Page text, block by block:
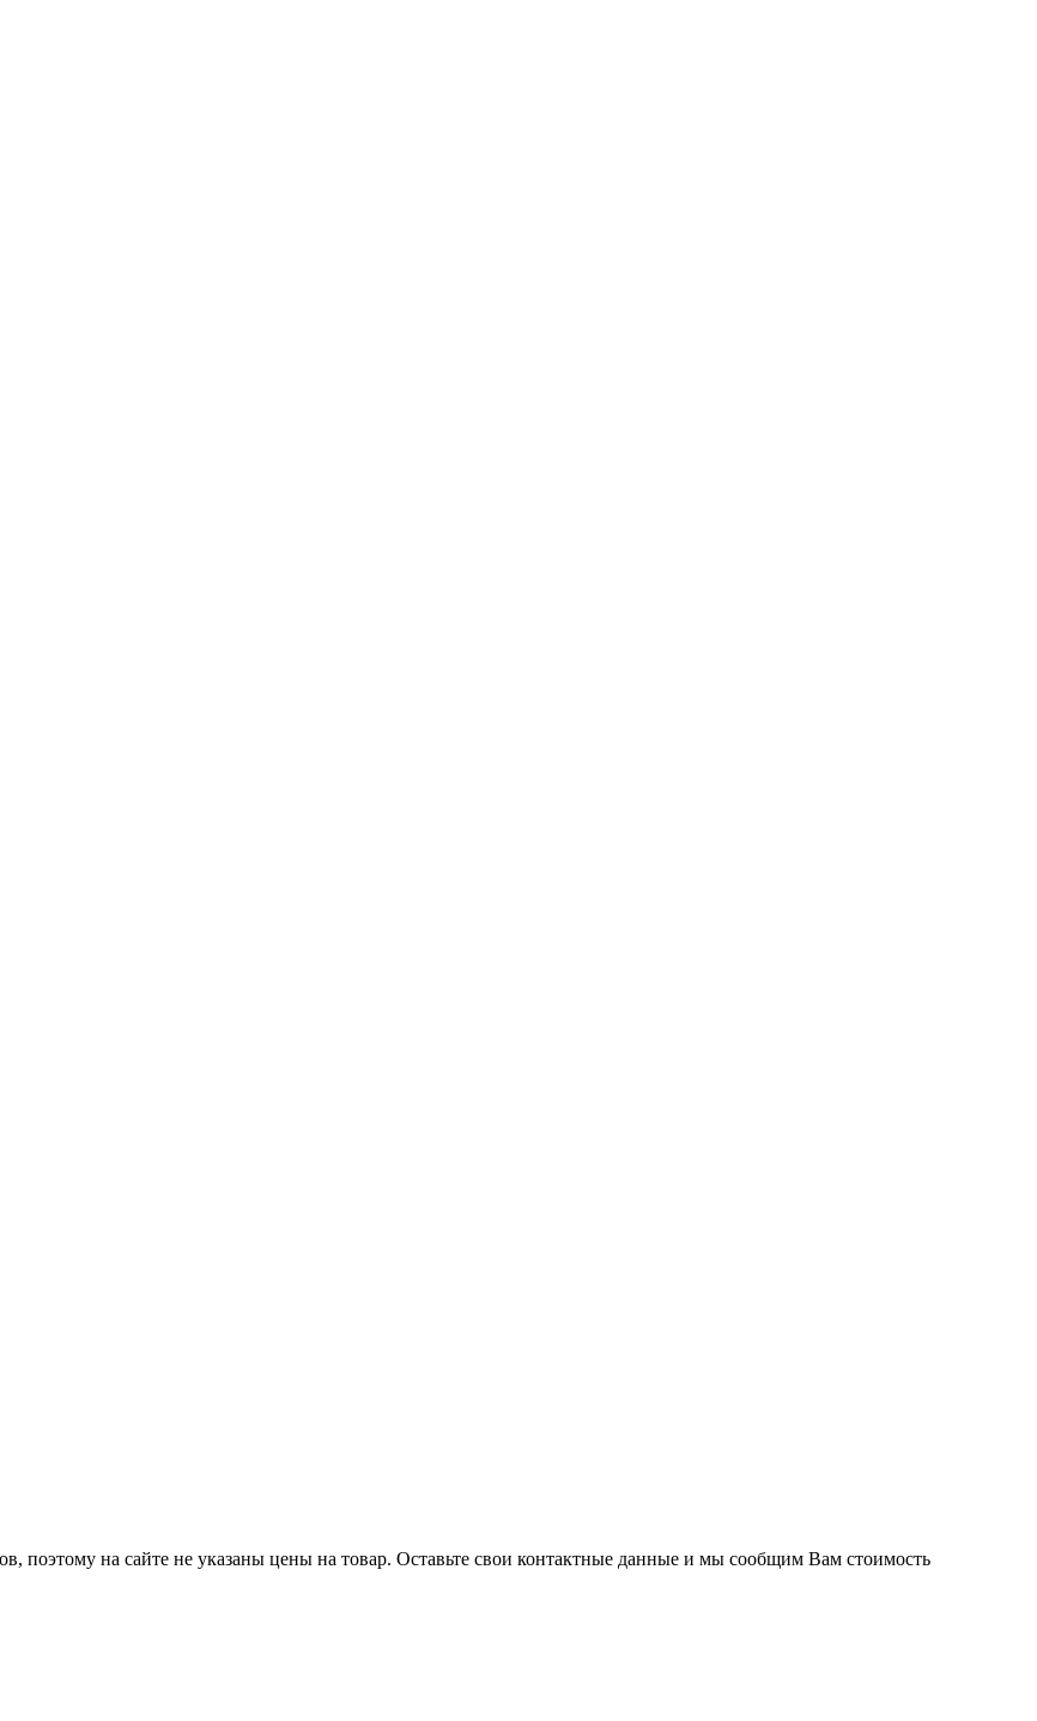
поэтому на сайте не указаны цены на товар. Оставьте свои контактные данные и мы сообщим Вам стоимость